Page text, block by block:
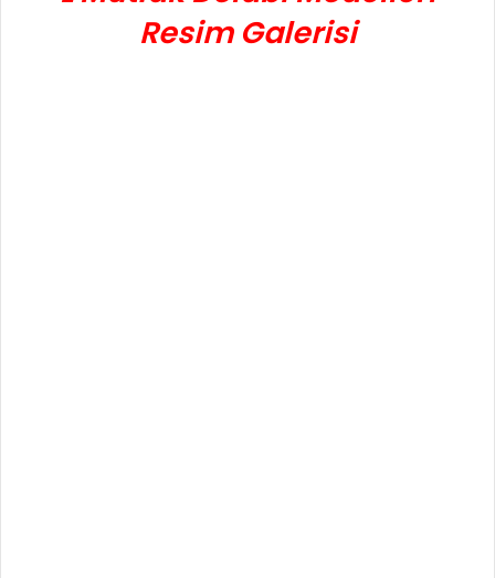
Resim Galerisi